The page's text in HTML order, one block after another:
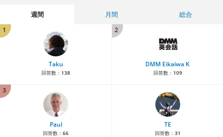
週間 月間
総合
1
Taku
回答数： 138
2
DMM Eikaiwa K
回答数： 109
3
Paul
回答数： 66
TE
回答数： 31